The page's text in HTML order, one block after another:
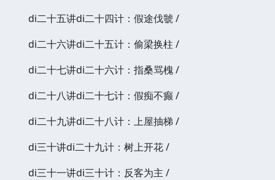
di二十五讲di二十四计：假途伐虢 /
di二十六讲di二十五计：偷梁换柱 /
di二十七讲di二十六计：指桑骂槐 /
di二十八讲di二十七计：假痴不癫 /
di二十九讲di二十八计：上屋抽梯 /
di三十讲di二十九计：树上开花 /
di三十一讲di三十计：反客为主 /